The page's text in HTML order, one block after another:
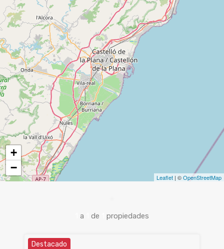
+
−
Leaflet | ©OpenStreetMap
a de propiedades
Destacado